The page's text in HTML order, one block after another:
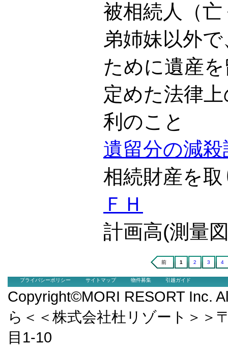
被相続人（
弟姉妹以外
ために遺産
定めた法律
利のこと
遺留分の減
相続財産を
ＦＨ
計画高(測量
前 1 2 3 4
プライバシーポリシー サイトマップ 物件募集 引越ガイド
Copyright©MORI RESORT Inc.
ら＜＜株式会社杜リゾート＞＞
目1-10